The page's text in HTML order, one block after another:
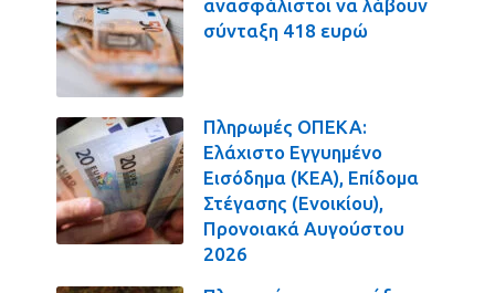
ανασφάλιστοι να λάβουν
σύνταξη 418 ευρώ
Πληρωμές ΟΠΕΚΑ:
Ελάχιστο Εγγυημένο
Εισόδημα (ΚΕΑ), Επίδομα
Στέγασης (Ενοικίου),
Προνοιακά Αυγούστου
2026